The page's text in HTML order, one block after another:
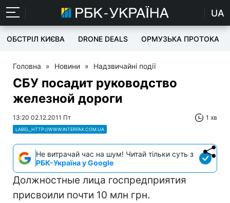
UA
ОБСТРІЛ КИЄВА DRONE DEALS ОРМУЗЬКА ПРОТОКА
Головна » Новини » Надзвичайні події
СБУ посадит руководство
железной дороги
13:20 02.12.2011 Пт 1 хв
LABEL_HTTP://WWW.INTERFAX.COM.UA
Не витрачай час на шум! Читай тільки суть з
РБК-Україна у Google
Должностные лица госпредприятия
присвоили почти 10 млн грн.